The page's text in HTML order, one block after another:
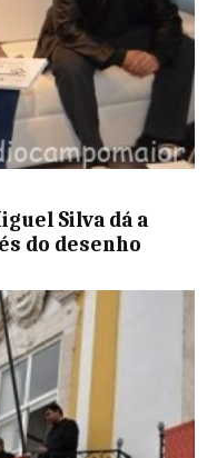
Silva dá a
do desenho